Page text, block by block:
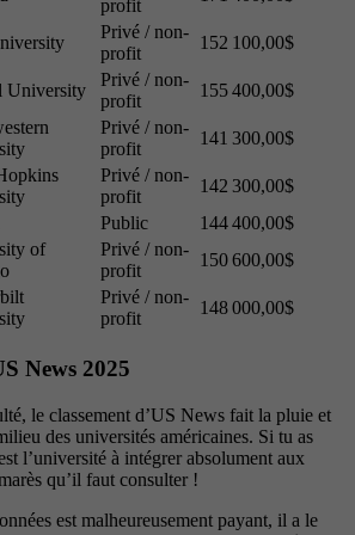
profit
Privé / non-
profit
152 100,00$
University
Privé / non-
profit
155 400,00$
Privé / non-
profit
141 300,00$
Privé / non-
profit
142 300,00$
Public
144 400,00$
of
Privé / non-
profit
150 600,00$
Privé / non-
profit
148 000,00$
News 2025
le classement d’US News fait la pluie et
des universités américaines. Si tu as
l’université à intégrer absolument aux
qu’il faut consulter !
est malheureusement payant, il a le